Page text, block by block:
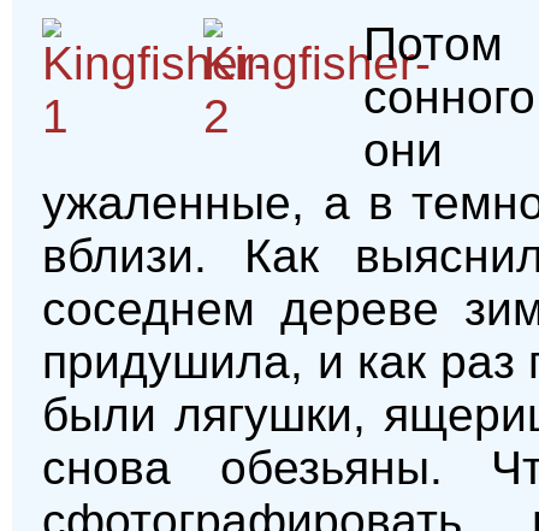
они
ужаленные, а в
вблизи. Как
соседнем дереве
придушила, и как
были лягушки,
снова обезьяны.